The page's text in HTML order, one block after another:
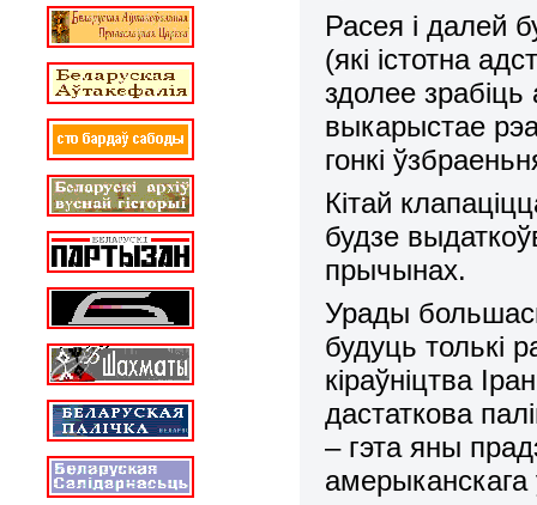
Расея і далей
(які істотна
здолее
выкарыстае
гонкі
Кітай
будзе
прычынах.
Урады
будуць толькі
кіраўніцтва
дастаткова
– гэта яны
амерыканскага